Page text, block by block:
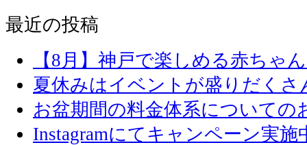
最近の投稿
【8月】神戸で楽しめる赤ちゃ
夏休みはイベントが盛りだくさ
お盆期間の料金体系についての
Instagramにてキャンペーン実施